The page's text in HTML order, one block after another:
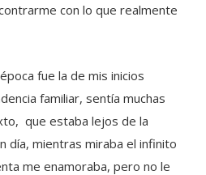
con lo que realmente
fue la de mis inicios
familiar, sentía muchas
que estaba lejos de la
día, mientras miraba el infinito
me enamoraba, pero no le